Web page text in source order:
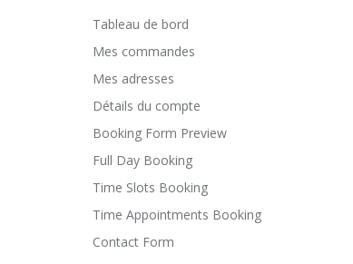
Tableau de bord
Mes commandes
Mes adresses
Détails du compte
Booking Form Preview
Full Day Booking
Time Slots Booking
Time Appointments Booking
Contact Form